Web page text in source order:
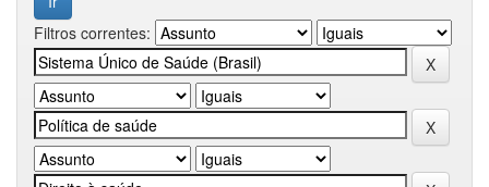
Filtros correntes: